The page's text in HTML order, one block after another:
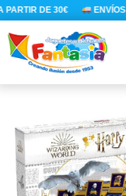
Ir
al
contenido
DE 30€ ENVÍOS